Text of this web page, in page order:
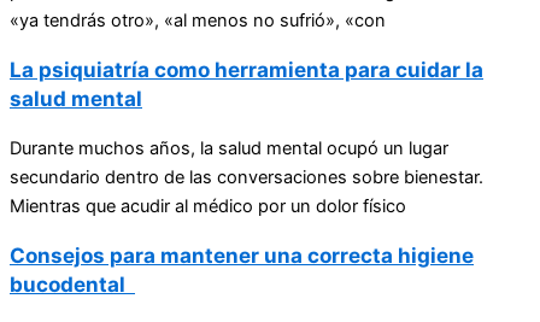
«ya tendrás otro», «al menos no sufrió», «con
La psiquiatría como herramienta para cuidar la
salud mental
Durante muchos años, la salud mental ocupó un lugar
secundario dentro de las conversaciones sobre bienestar.
Mientras que acudir al médico por un dolor físico
Consejos para mantener una correcta higiene
bucodental